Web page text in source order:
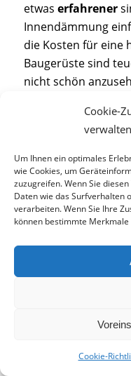
Cookie-
verwalten
Um Ihnen ein optimales
wie Cookies, um
zuzugreifen. Wenn Sie
Daten wie das Surfverhalten
verarbeiten. Wenn Sie Ihre
können bestimmte
Cookie-
etwas erfahrener
Innendämmung
die Kosten für eine
Baugerüste sind
nicht schön
Profitieren Sie von
Innendämmung.
Die
Nachteile
DieVerarbeitung
Innendämmung
Dämmstoff
Innendämmung